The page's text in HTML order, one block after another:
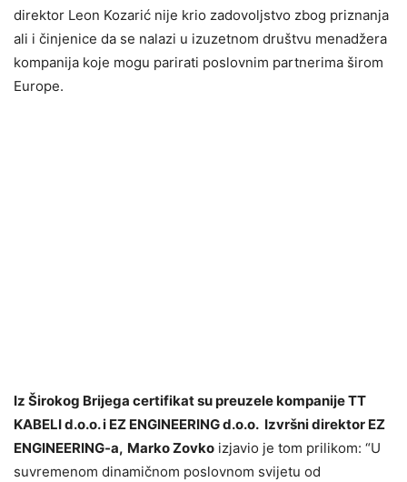
direktor Leon Kozarić nije krio zadovoljstvo zbog priznanja
ali i činjenice da se nalazi u izuzetnom društvu menadžera
kompanija koje mogu parirati poslovnim partnerima širom
Europe.
Iz Širokog Brijega certifikat su preuzele kompanije TT
KABELI d.o.o. i EZ ENGINEERING d.o.o. Izvršni direktor EZ
ENGINEERING-a, Marko Zovko izjavio je tom prilikom: “U
suvremenom dinamičnom poslovnom svijetu od